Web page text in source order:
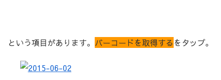
という項目があります。 バーコードを取得する をタップ。